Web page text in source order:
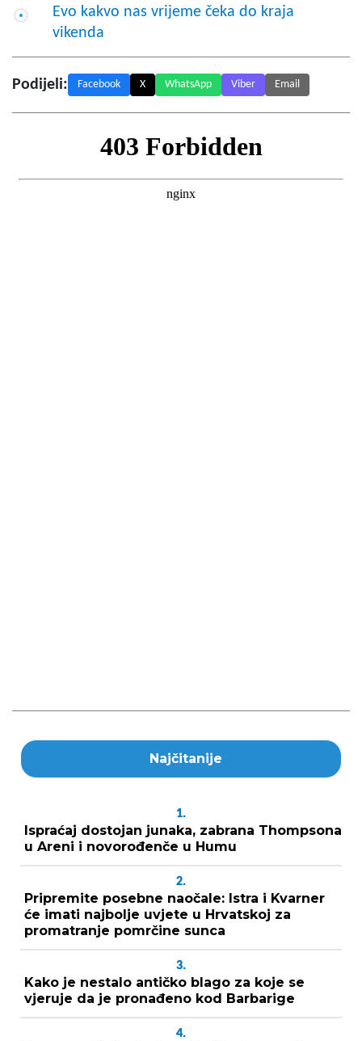
Evo kakvo nas vrijeme čeka do kraja
vikenda
Podijeli: Facebook X WhatsApp Viber Email
Najčitanije
1.
Ispraćaj dostojan junaka, zabrana Thompsona
u Areni i novorođenče u Humu
2.
Pripremite posebne naočale: Istra i Kvarner
će imati najbolje uvjete u Hrvatskoj za
promatranje pomrčine sunca
3.
Kako je nestalo antičko blago za koje se
vjeruje da je pronađeno kod Barbarige
4.